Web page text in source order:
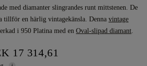
med diamanter slingrandes runt mittstenen. De
tillför en härlig vintagekänsla. Denna vintage
i 950 Platina med en Oval-slipad diamant.
17 314,61